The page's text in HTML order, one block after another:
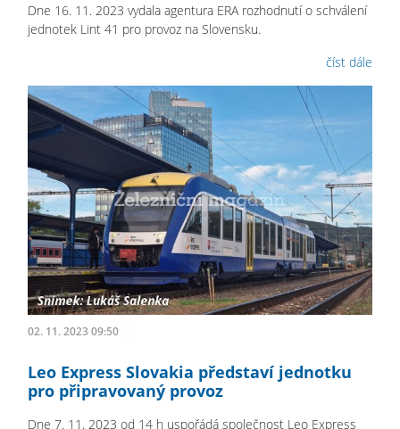
Dne 16. 11. 2023 vydala agentura ERA rozhodnutí o schválení
jednotek Lint 41 pro provoz na Slovensku.
číst dále
02. 11. 2023 09:50
Leo Express Slovakia představí jednotku
pro připravovaný provoz
Dne 7. 11. 2023 od 14 h uspořádá společnost Leo Express